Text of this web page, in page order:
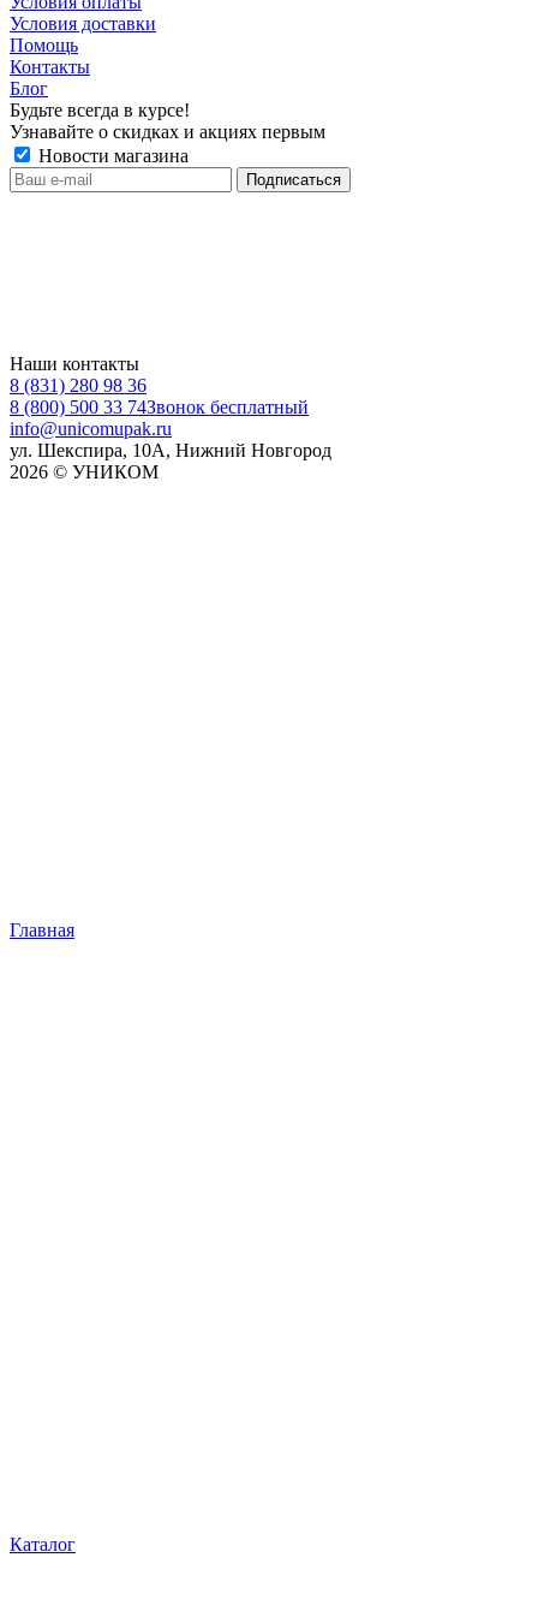
Условия доставки
Помощь
Контакты
Блог
Будьте всегда в курсе!
Узнавайте о скидках и акциях первым
Новости магазина
Наши контакты
8 (831) 280 98 36
8 (800) 500 33 74Звонок бесплатный
info@unicomupak.ru
ул. Шекспира, 10А, Нижний Новгород
2026 © УНИКОМ
Главная
Каталог